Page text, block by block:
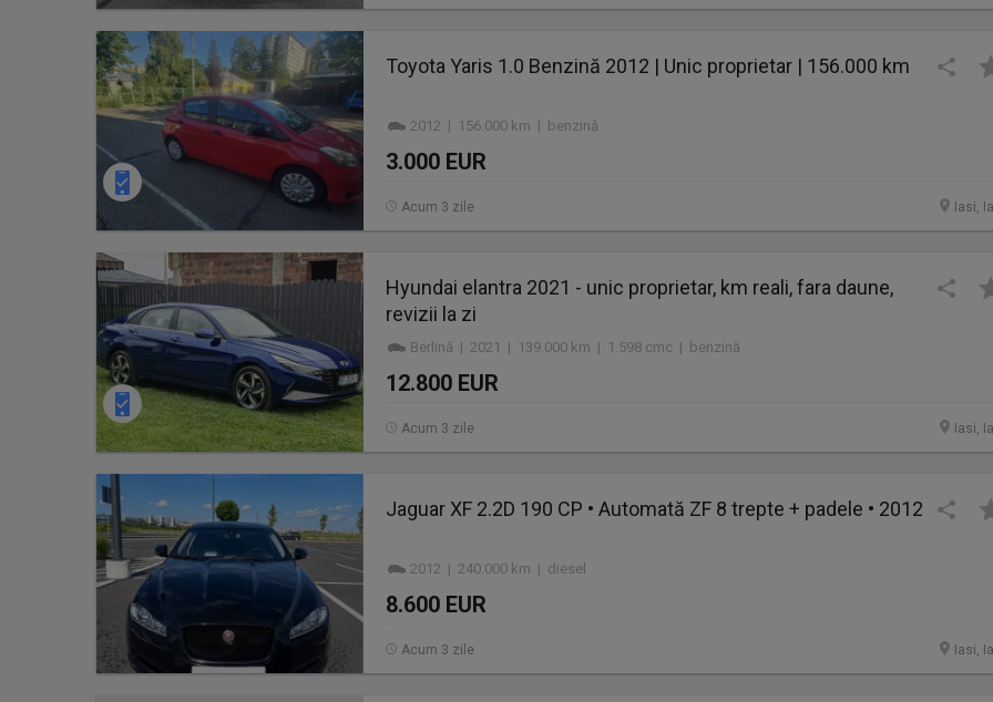
Toyota Yaris 1.0 Benzină 2012 | Unic proprietar | 156.000 km
2012 | 156.000 km | benzină
3.000 EUR
Iasi,
Acum 3 zile
Hyundai elantra 2021 - unic proprietar, km reali, fara daune,
revizii la zi
Berlină | 2021 | 139.000 km | 1.598 cmc | benzină
12.800 EUR
Iasi,
Acum 3 zile
Jaguar XF 2.2D 190 CP • Automată ZF 8 trepte + padele • 2012
2012 | 240.000 km | diesel
8.600 EUR
Iasi,
Acum 3 zile